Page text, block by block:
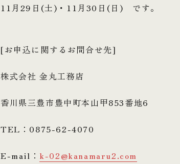
11月29日(土)・11月30日(日) です。
[お申込に関するお問合せ先]
株式会社 金丸工務店
香川県三豊市豊中町本山甲853番地6
TEL：0875-62-4070
E-mail： k-02@kanamaru2.com